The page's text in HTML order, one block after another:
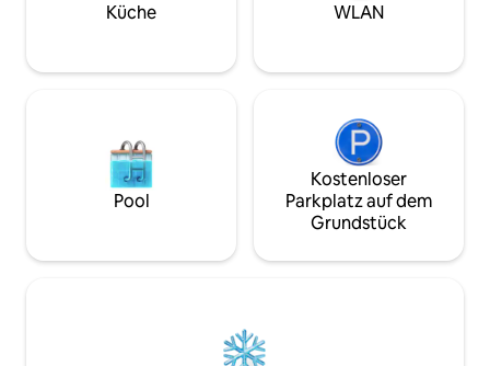
stehen zur
Küche WLAN
Pool
Kostenloser
Parkplatz auf dem
Grundstück